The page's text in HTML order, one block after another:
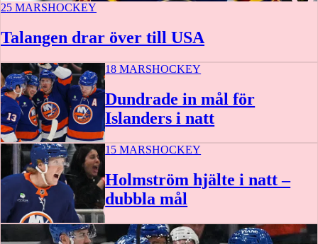
25 MARSHOCKEY
Talangen drar över till USA
18 MARSHOCKEY
Dundrade in mål för
Islanders i natt
15 MARSHOCKEY
Holmström hjälte i natt –
dubbla mål